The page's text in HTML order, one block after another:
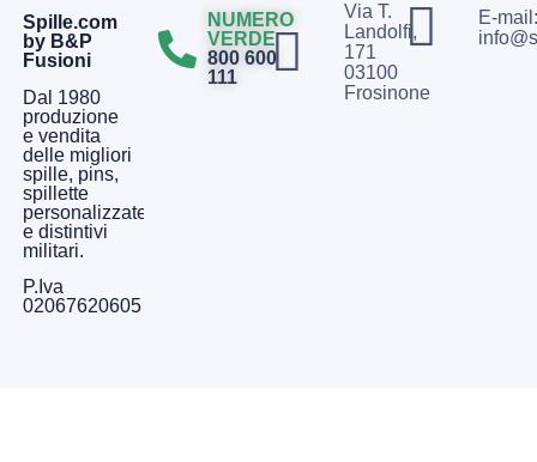
Spille.com
by B&P
Fusioni
Dal 1980
produzione
e vendita
delle migliori
spille, pins,
spillette
personalizzate
e distintivi
militari.
P.Iva
02067620605
NUMERO
VERDE
800 600
111
Via T.
Landolfi,
171
03100
Frosinone
E-mail: